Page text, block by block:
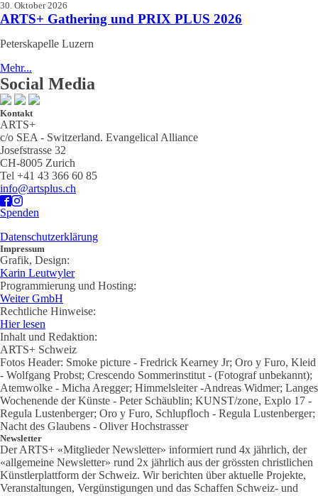
30. Oktober 2026
ARTS+ Gathering und PRIX PLUS 2026
Peterskapelle Luzern
Mehr...
Social Media
Kontakt
ARTS+
c/o SEA - Switzerland. Evangelical Alliance
Josefstrasse 32
CH-8005 Zurich
Tel +41 43 366 60 85
info@artsplus.ch
Spenden
Datenschutzerklärung
Impressum
Grafik, Design:
Karin Leutwyler
Programmierung und Hosting:
Weiter GmbH
Rechtliche Hinweise:
Hier lesen
Inhalt und Redaktion:
ARTS+ Schweiz
Fotos Header: Smoke picture - Fredrick Kearney Jr; Oro y Furo, Kleid
- Wolfgang Probst; Crescendo Sommerinstitut - (Fotograf unbekannt);
Atemwolke - Micha Aregger; Himmelsleiter -Andreas Widmer; Langes
Wochenende der Künste - Peter Schäublin; KUNST/zone, Explo 17 -
Regula Lustenberger; Oro y Furo, Schlupfloch - Regula Lustenberger;
Nacht des Glaubens - Oliver Hochstrasser
Newsletter
Der ARTS+ «Mitglieder Newsletter» informiert rund 4x jährlich, der
«allgemeine Newsletter» rund 2x jährlich aus der grössten christlichen
Künstlerplattform der Schweiz. Wir berichten über aktuelle Projekte,
Veranstaltungen, Vergünstigungen und das Schaffen Schweiz- und